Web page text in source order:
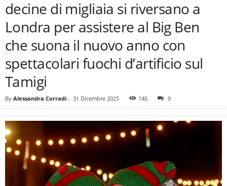
decine di migliaia si riversano a
Londra per assistere al Big Ben
che suona il nuovo anno con
spettacolari fuochi d’artificio sul
Tamigi
By Alessandra Corradi - 31 Dicembre 2025 140 0